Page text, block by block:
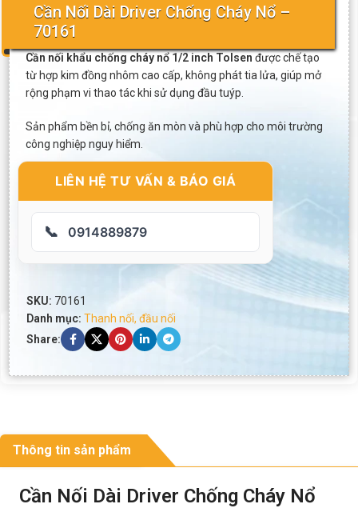
Cần Nối Dài Driver Chống Cháy Nổ –
70161
Cần nối khẩu chống cháy nổ 1/2 inch Tolsen được chế tạo
từ hợp kim đồng nhôm cao cấp, không phát tia lửa, giúp mở
rộng phạm vi thao tác khi sử dụng đầu tuýp.
Sản phẩm bền bỉ, chống ăn mòn và phù hợp cho môi trường
công nghiệp nguy hiểm.
LIÊN HỆ TƯ VẤN & BÁO GIÁ
📞 0914889879
SKU: 70161
Danh mục: Thanh nối, đầu nối
Share:
Thông tin sản phẩm
Cần Nối Dài Driver Chống Cháy Nổ